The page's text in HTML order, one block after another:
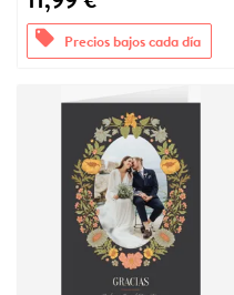
offers Precios bajos cada día